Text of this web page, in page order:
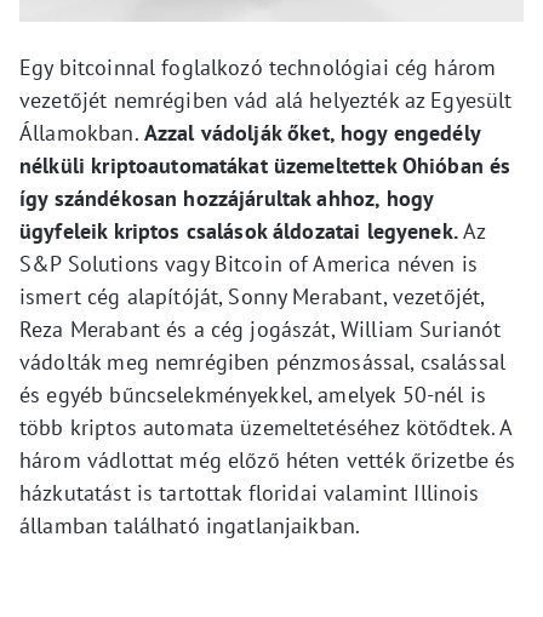
Egy bitcoinnal foglalkozó technológiai cég három
vezetőjét nemrégiben vád alá helyezték az Egyesült
Államokban. Azzal vádolják őket, hogy engedély
nélküli kriptoautomatákat üzemeltettek Ohióban és
így szándékosan hozzájárultak ahhoz, hogy
ügyfeleik kriptos csalások áldozatai legyenek.Az
S&P Solutions vagy Bitcoin of America néven is
ismert cég alapítóját, Sonny Merabant, vezetőjét,
Reza Merabant és a cég jogászát, William Surianót
vádolták meg nemrégiben pénzmosással, csalással
és egyéb bűncselekményekkel, amelyek 50-nél is
több kriptos automata üzemeltetéséhez kötődtek. A
három vádlottat még előző héten vették őrizetbe és
házkutatást is tartottak floridai valamint Illinois
államban található ingatlanjaikban.